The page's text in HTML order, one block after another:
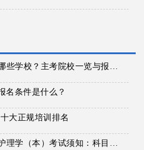
名条件是什么？
大正规培训排名